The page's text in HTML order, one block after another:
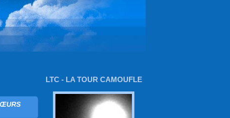
LTC - LA TOUR CAMOUFLE